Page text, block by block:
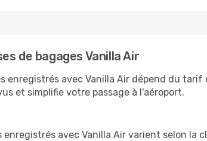
de bagages Vanilla Air
enregistrés avec Vanilla Air dépend du
et simplifie votre passage à l'aéroport.
enregistrés avec Vanilla Air varient selon la